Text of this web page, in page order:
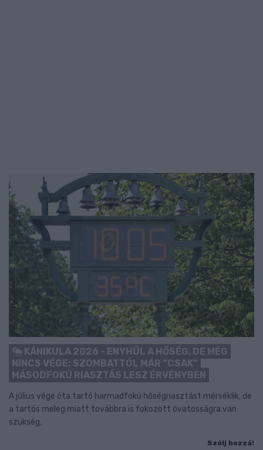
KÁNIKULA 2026 - ENYHÜL A HŐSÉG, DE MÉG
NINCS VÉGE: SZOMBATTÓL MÁR “CSAK”
MÁSODFOKÚ RIASZTÁS LESZ ÉRVÉNYBEN
A július vége óta tartó harmadfokú hőségriasztást mérséklik, de
a tartós meleg miatt továbbra is fokozott óvatosságra van
szükség.
Szólj hozzá!